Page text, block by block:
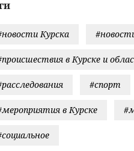
Курска
в Курске и
#спорт
в Курске